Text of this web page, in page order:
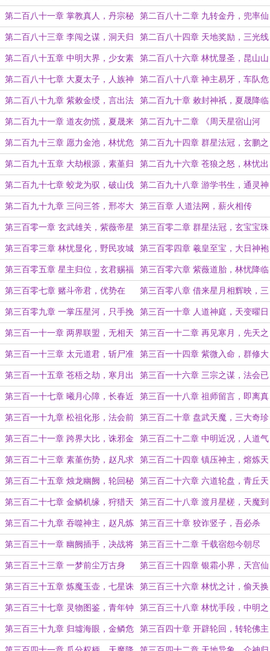
难
第二百八十一章 掌教真人，丹宗秘
藏
第二百八十二章 九转金丹，兜率仙
宫
第二百八十三章 李闯之谋，洞天归
界
第二百八十四章 天地奖励，三光线
索
第二百八十五章 中明大界，少女素
堇
第二百八十六章 林忧显圣，昆山山
神
第二百八十七章 大夏太子，人族神
庭（求月票！求月票！）
第二百八十八章 神主易牙，车队危
机（更新晚了，抱歉抱歉！）
第二百八十九章 紫敕金绶，言出法
随
第二百九十章 敕封神祇，夏晟降临
第二百九十一章 道友勿慌，夏晟来
也！
第二百九十二章 《周天星宿山河
图》
第二百九十三章 愿力金池，林忧危
机
第二百九十四章 群星法冠，玄鹏之
谋
第二百九十五章 大劫根源，素堇归
秦
第二百九十六章 苍狼之怒，林忧出
手
第二百九十七章 蛟龙为驭，破山伐
庙
第二百九十八章 游学书生，通灵神
符
第二百九十九章 三问三答，邢岑大
愿
第三百章 人道法网，薪火相传
第三百零一章 玄武雄关，紫薇帝星 第三百零二章 群星法冠，玄宝宝珠
第三百零三章 林忧显化，野民攻城 第三百零四章 羲皇至宝，大日神袍
第三百零五章 星主归位，玄君赐福 第三百零六章 紫薇道胎，林忧降临
第三百零七章 赌斗帝君，优势在
我！
第三百零八章 借来星月相辉映，三
光齐聚证元胎
第三百零九章 一掌压星河，只手挽
天倾
第三百一十章 人道神庭，天变曜日
第三百一十一章 两界联盟，无相天
魔
第三百一十二章 再见寒月，先天之
源
第三百一十三章 太元道君，斩尸准
备
第三百一十四章 紫微入命，群修大
比
第三百一十五章 苍梧之劫，寒月出
手
第三百一十六章 三宗之谋，法会已
定
第三百一十七章 曦月心障，长春近
况
第三百一十八章 祖师留言，即离真
仙
第三百一十九章 松祖化形，法会前
夕
第三百二十章 盘武天魔，三大奇珍
第三百二十一章 跨界大比，诛邪金
榜
第三百二十二章 中明近况，人道气
数
第三百二十三章 素堇伤势，赵凡求
药
第三百二十四章 镇压神主，熔炼天
地
第三百二十五章 烛龙幽阙，轮回秘
辛
第三百二十六章 六道轮盘，青丘天
狐
第三百二十七章 金鳞机缘，狩猎天
魔
第三百二十八章 渡月星槎，天魔到
来
第三百二十九章 吞噬神主，赵凡炼
丹
第三百三十章 狡诈竖子，吾必杀
汝！
第三百三十一章 幽阙插手，决战将
至
第三百三十二章 千载宿怨今朝尽
第三百三十三章 一梦前尘万古身 第三百三十四章 银霜小界，天宫仙
阙
第三百三十五章 炼魔玉壶，七星诛
邪
第三百三十六章 林忧之计，偷天换
月
第三百三十七章 灵物图鉴，青年钟
岩
第三百三十八章 林忧手段，中明之
变
第三百三十九章 归墟海眼，金鳞危 第三百四十章 开辟轮回，转轮佛主